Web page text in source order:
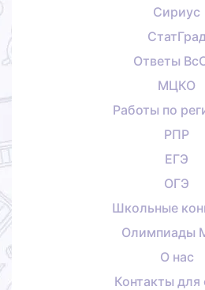
Сириус
Ответы
МЦКО
Работы по
РПР
ЕГЭ
ОГЭ
Школьные
Олимпиады
О нас
Контакты для